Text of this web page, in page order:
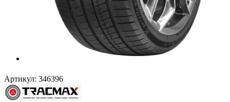
Артикул: 346396